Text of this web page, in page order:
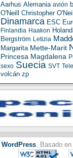
Aarhus Alemania avión
O'Neill
Christopher O'Neill
Dinamarca ESC
Finlandia Haakon
Bergström Letizia
Margarita Mette-Marit
Princesa Magdalena
sexo Suecia SVT
volcán zp
WordPress. Basado